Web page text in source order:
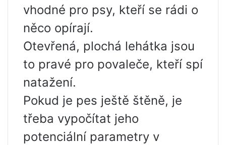
vhodné pro psy, kteří se rádi o
něco opírají.
Otevřená, plochá lehátka jsou
to pravé pro povaleče, kteří spí
natažení.
Pokud je pes ještě štěně, je
třeba vypočítat jeho
potenciální parametry v